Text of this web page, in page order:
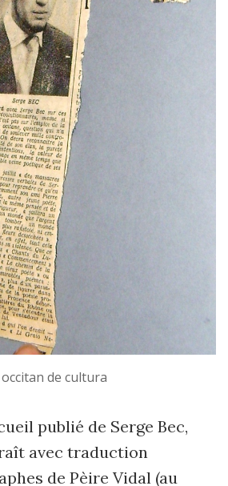
de cultura
publié de Serge Bec,
avec traduction
de Pèire Vidal (au